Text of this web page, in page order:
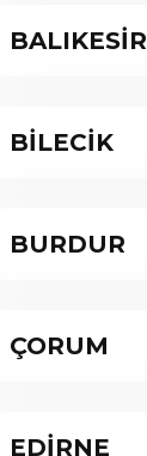
BALIKESİR
BİLECİK
BURDUR
ÇORUM
EDİRNE